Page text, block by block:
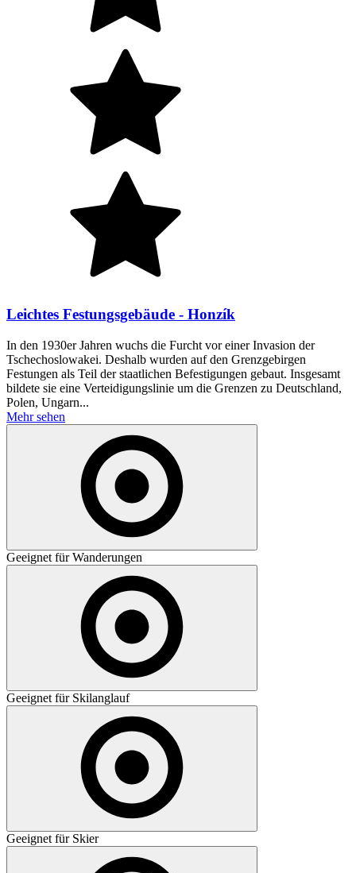
Leichtes Festungsgebäude - Honzík
In den 1930er Jahren wuchs die Furcht vor einer Invasion der
Tschechoslowakei. Deshalb wurden auf den Grenzgebirgen
Festungen als Teil der staatlichen Befestigungen gebaut. Insgesamt
bildete sie eine Verteidigungslinie um die Grenzen zu Deutschland,
Polen, Ungarn...
Mehr sehen
Geeignet für Wanderungen
Geeignet für Skilanglauf
Geeignet für Skier